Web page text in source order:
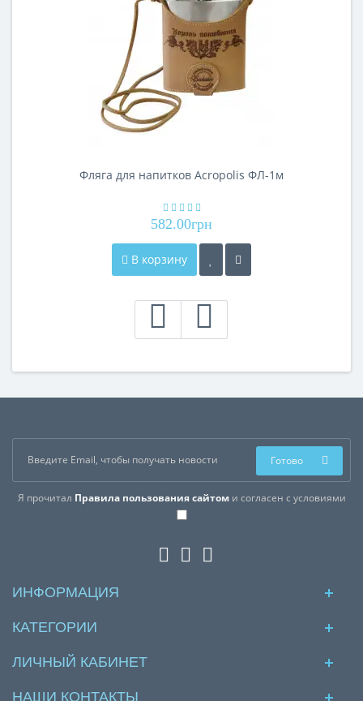
Фляга для напитков Acropolis ФЛ-1м
582.00грн
В корзину
Я прочитал Правила пользования сайтоми согласен с условиями
Готово
ИНФОРМАЦИЯ
КАТЕГОРИИ
ЛИЧНЫЙ КАБИНЕТ
НАШИ КОНТАКТЫ